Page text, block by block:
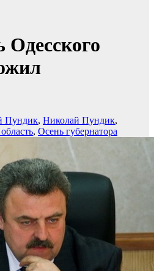
Одесского
Пундик, Николай Пундик,
, Осень губернатора